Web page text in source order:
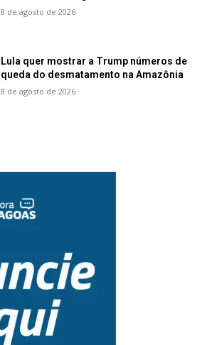
8 de agosto de 2026
Lula quer mostrar a Trump números de
queda do desmatamento na Amazônia
8 de agosto de 2026